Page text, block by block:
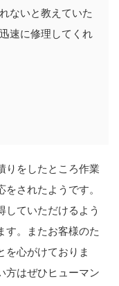
ないと教えていた
速に修理してくれ
りをしたところ作業
されたようです。
していただけるよう
す。またお客様のた
を心がけておりま
方はぜひヒューマン